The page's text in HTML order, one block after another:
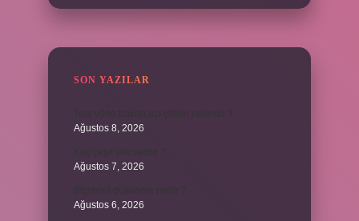
SON YAZILAR
Ağustos 8, 2026
Ağustos 7, 2026
Ağustos 6, 2026